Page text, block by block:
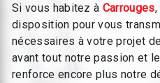
Si vous habitez à Carrouges
disposition pour vous
nécessaires à votre projet
avant tout notre passion et
renforce encore plus notre